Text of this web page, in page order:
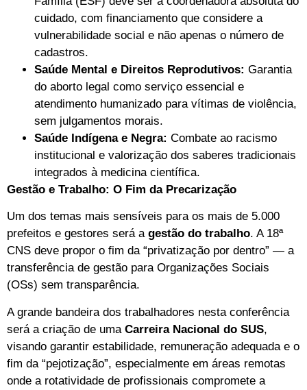
cuidado, com financiamento que considere a
vulnerabilidade social e não apenas o número de
cadastros.
Saúde Mental e Direitos Reprodutivos: Garantia
do aborto legal como serviço essencial e
atendimento humanizado para vítimas de violência,
sem julgamentos morais.
Saúde Indígena e Negra: Combate ao racismo
institucional e valorização dos saberes tradicionais
integrados à medicina científica.
Gestão e Trabalho: O Fim da Precarização
Um dos temas mais sensíveis para os mais de 5.000
prefeitos e gestores será a gestão do trabalho. A 18ª
CNS deve propor o fim da “privatização por dentro” — a
transferência de gestão para Organizações Sociais
(OSs) sem transparência.
A grande bandeira dos trabalhadores nesta conferência
será a criação de uma Carreira Nacional do SUS,
visando garantir estabilidade, remuneração adequada e o
fim da “pejotização”, especialmente em áreas remotas
onde a rotatividade de profissionais compromete a